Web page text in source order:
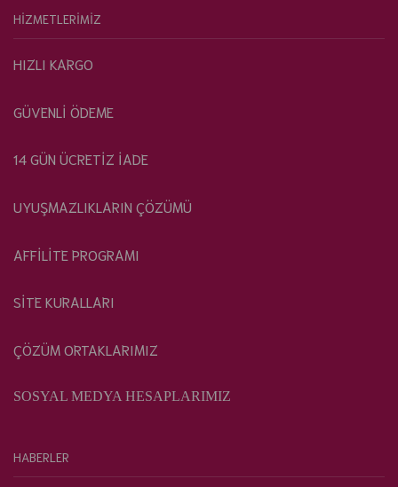
HİZMETLERİMİZ
HIZLI KARGO
GÜVENLİ ÖDEME
14 GÜN ÜCRETİZ İADE
UYUŞMAZLIKLARIN ÇÖZÜMÜ
AFFİLİTE PROGRAMI
SİTE KURALLARI
ÇÖZÜM ORTAKLARIMIZ
SOSYAL MEDYA HESAPLARIMIZ
HABERLER